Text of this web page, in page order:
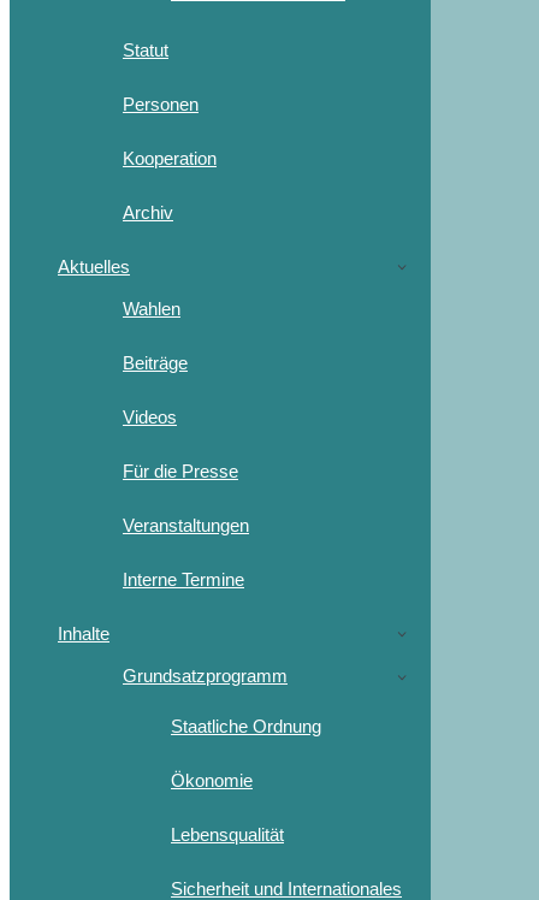
Statut
Personen
Kooperation
Archiv
Aktuelles
Wahlen
Beiträge
Videos
Für die Presse
Veranstaltungen
Interne Termine
Inhalte
Grundsatzprogramm
Staatliche Ordnung
Ökonomie
Lebensqualität
Sicherheit und Internationales